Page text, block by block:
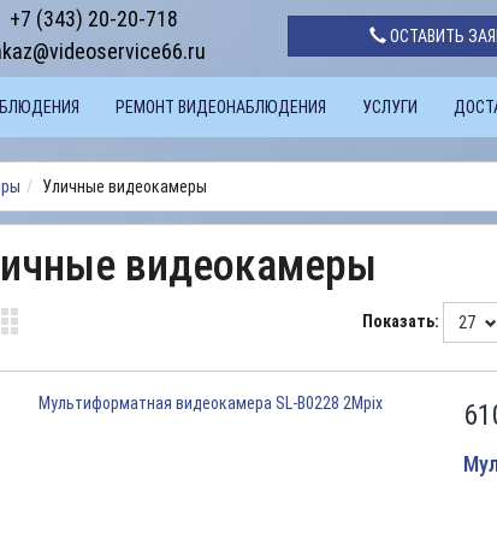
+7 (343) 20-20-718
ОСТАВИТЬ
РЕМОНТ ВИДЕОНАБЛЮДЕНИЯ УСЛУГИ
Уличные видеокамеры
видеокамеры
Показать: 27